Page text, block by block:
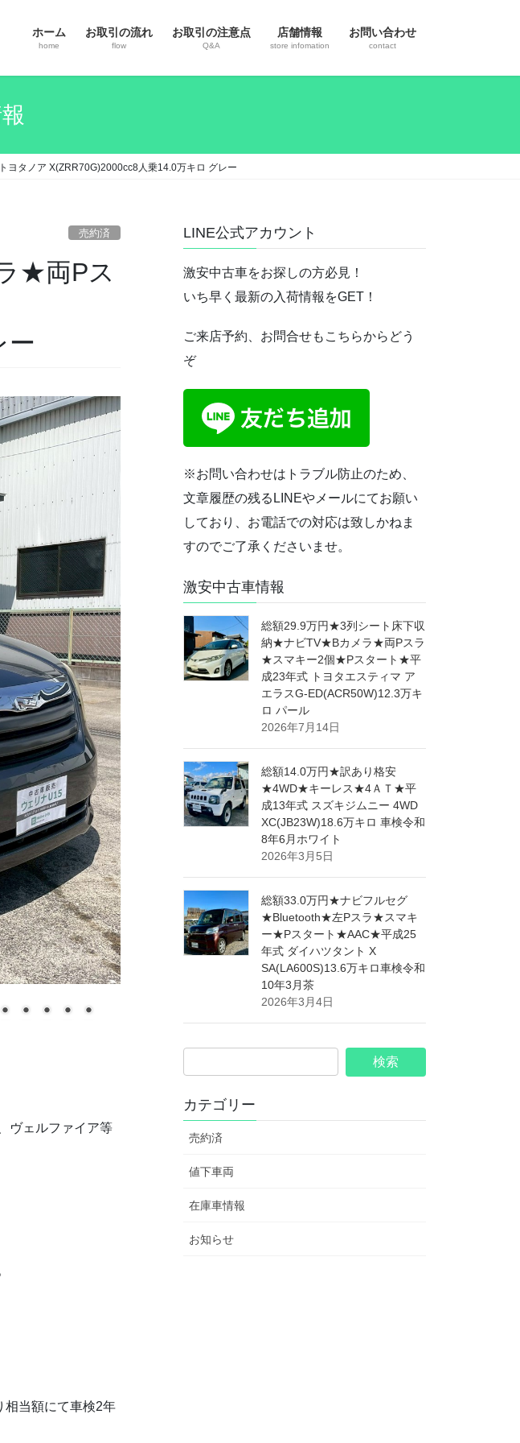
ホーム
home
お取引の流れ
flow
お取引の注意点
Q&A
店舗情報
store infomation
お問い合わせ
contact
タノア X(ZRR70G)2000cc8人乗14.0万キロ グレー
売約済
★両Pス
ー
ヴェルファイア等
当額にて車検2年
LINE公式アカウント
激安中古車をお探しの方必見！
いち早く最新の入荷情報をGET！
ご来店予約、お問合せもこちらからどう
ぞ
※お問い合わせはトラブル防止のため、
文章履歴の残るLINEやメールにてお願い
しており、お電話での対応は致しかねま
すのでご了承くださいませ。
激安中古車情報
総額29.9万円★3列シート床下収
納★ナビTV★Bカメラ★両Pスラ
★スマキー2個★Pスタート★平
成23年式 トヨタエスティマ ア
エラスG-ED(ACR50W)12.3万キ
ロ パール
2026年7月14日
総額14.0万円★訳あり格安
★4WD★キーレス★4ＡＴ★平
成13年式 スズキジムニー 4WD
XC(JB23W)18.6万キロ 車検令和
8年6月ホワイト
2026年3月5日
総額33.0万円★ナビフルセグ
★Bluetooth★左Pスラ★スマキ
ー★Pスタート★AAC★平成25
年式 ダイハツタント X
SA(LA600S)13.6万キロ車検令和
10年3月茶
2026年3月4日
カテゴリー
売約済
値下車両
在庫車情報
お知らせ